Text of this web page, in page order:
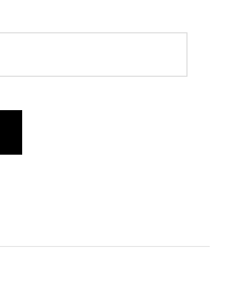
₺1.341,50.